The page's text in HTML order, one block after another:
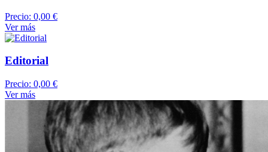
Precio: 0,00 €
Ver más
Editorial
Precio: 0,00 €
Ver más